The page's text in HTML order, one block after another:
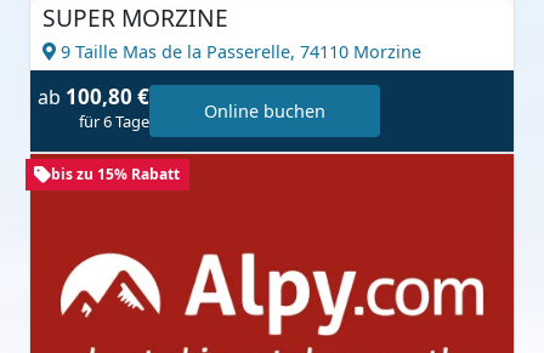
SUPER MORZINE
9 Taille Mas de la Passerelle, 74110 Morzine
ab 100,80 €
für 6 Tage Online buchen
bis zu 15% Rabatt